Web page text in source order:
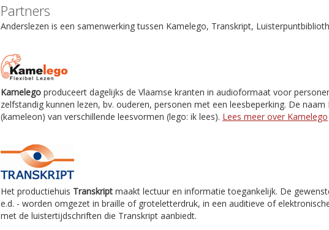
Partners
Anderslezen is een samenwerking tussen Kamelego, Transkript,
Kamelego produceert dagelijks de Vlaamse kranten in audioformaat voor
zelfstandig kunnen lezen, bv. ouderen, personen met een leesbeperking. De
(kameleon) van verschillende leesvormen (lego: ik lees). Lees meer over Kamelego
Het productiehuis Transkript maakt lectuur en informatie toegankelijk. De
e.d. - worden omgezet in braille of groteletterdruk, in een auditieve of
met de luistertijdschriften die Transkript aanbiedt.